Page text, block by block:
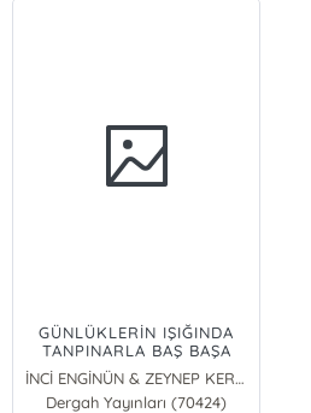
GÜNLÜKLERİN IŞIĞINDA
TANPINARLA BAŞ BAŞA
İNCİ ENGİNÜN & ZEYNEP KERMAN
Dergah Yayınları (70424)